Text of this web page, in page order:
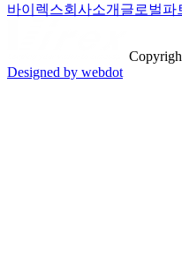
바이렉스회사소개 글로벌파
Designed by webdot